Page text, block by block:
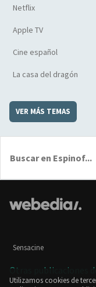
Netflix
Apple TV
Cine español
La casa del dragón
VER MÁS TEMAS
Sensacine
Otras publicaciones
Utilizamos cookies de